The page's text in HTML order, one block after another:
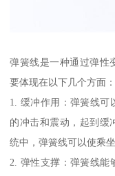
弹簧线是一种通过弹性
要体现在以下几个方面：
1. 缓冲作用：弹簧线可
的冲击和震动，起到缓
统中，弹簧线可以使乘
2. 弹性支撑：弹簧线能